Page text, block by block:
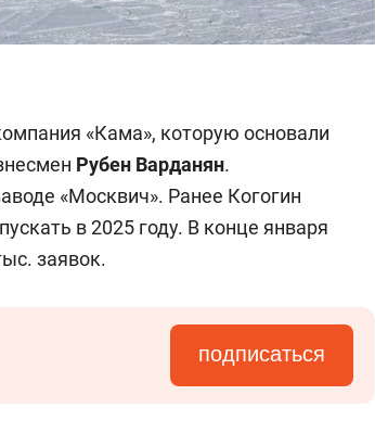
«Кама», которую основали
Рубен Варданян.
«Москвич». Ранее Когогин
в 2025 году. В конце января
заявок.
подписаться